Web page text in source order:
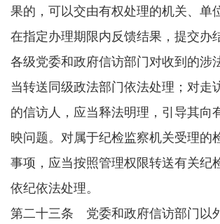
果的，可以交由有权处理的机关、单
在指定办理期限内反馈结果，提交办
各级党委和政府信访部门对收到的涉
当转送同级政法部门依法处理；对走
的信访人，应当释法明理，引导其向
映问题。对属于纪检监察机关受理的
事项，应当按照管理权限转送有关纪
依纪依法处理。
第二十三条 党委和政府信访部门以